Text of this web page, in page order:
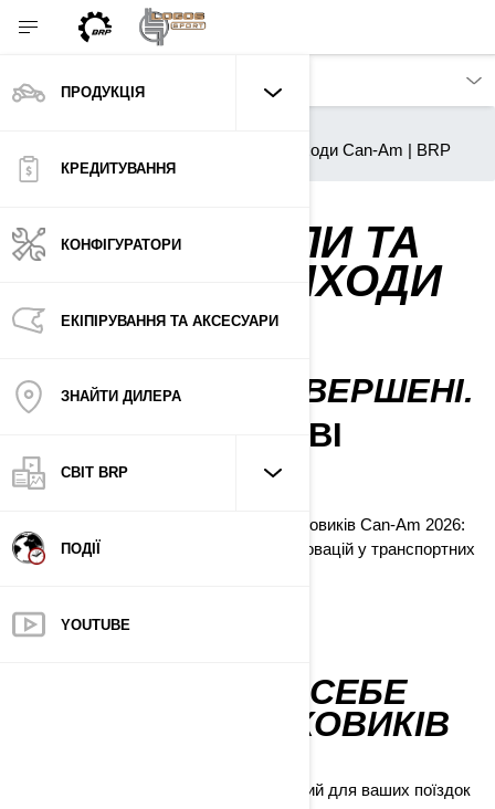
ПРОДУКЦІЯ
КРЕДИТУВАННЯ
КОНФІГУРАТОРИ
ЕКІПІРУВАННЯ ТА АКСЕСУАРИ
ЗНАЙТИ ДИЛЕРА
СВІТ BRP
ПОДІЇ
YOUTUBE
Квадроцикли та мотовсюдиходи Can-Am | BRP
КВАДРОЦИКЛИ ТА
МОТОВСЮДИХОДИ
CAN-AM
НОВІ ТА НЕПЕРЕВЕРШЕНІ.
ЗУСТРІЧАЙТЕ НОВІ
МОДЕЛІ 2026!
Дізнайтеся, що нового у світі позашляховиків Can-Am 2026:
від нових функцій до захоплюючих інновацій у транспортних
ДІЗНАЙТЕСЯ БІЛЬШЕ
ВІДКРИЙТЕ ДЛЯ СЕБЕ
СВІТ ПОЗАШЛЯХОВИКІВ
Пориньте у захоплюючий світ, створений для ваших поїздок